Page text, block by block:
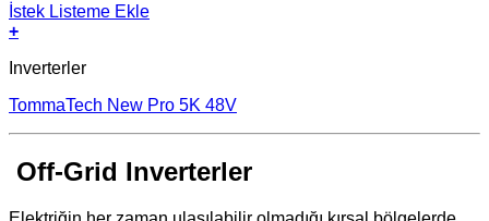
İstek Listeme Ekle
+
Inverterler
TommaTech New Pro 5K 48V
Off-Grid Inverterler